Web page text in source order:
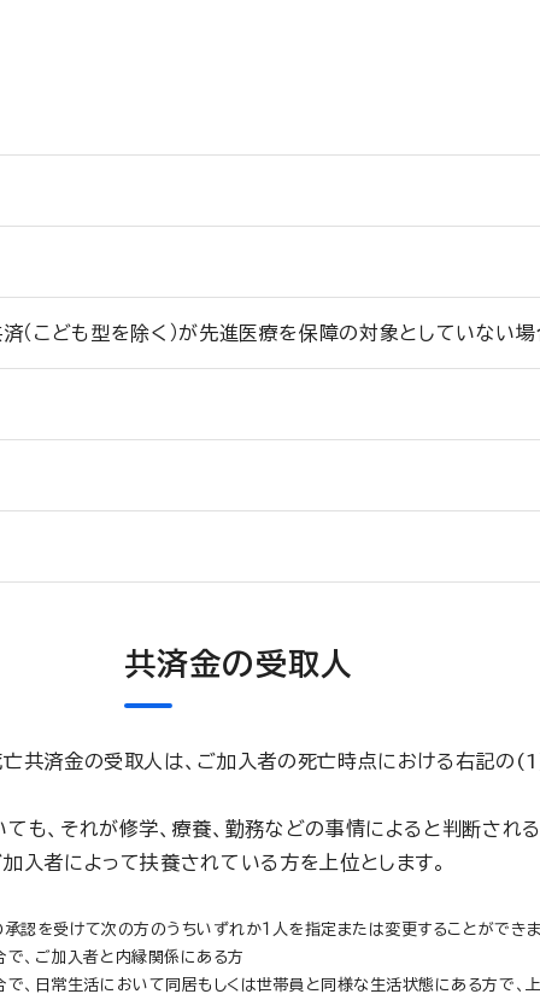
ども型を除く）が先進医療を保障の対象としてい
共済金の受取人
亡共済金の受取人は、ご加入者の死亡時点における右記
も、それが修学、療養、勤務などの事情によると判断され
入者によって扶養されている方を上位とします。
認を受けて次の方のうちいずれか１人を指定または変更することができま
、ご加入者と内縁関係にある方
、日常生活において同居もしくは世帯員と同様な生活状態にある方で